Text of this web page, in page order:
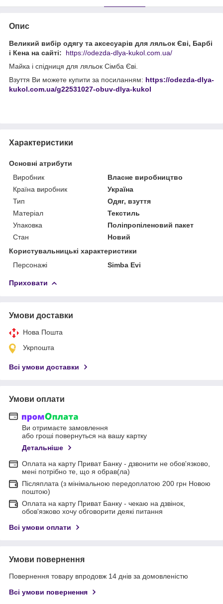
Опис
Великий вибір одягу та аксесуарів для ляльок Єві, Барбі
і Кена на сайті: https://odezda-dlya-kukol.com.ua/
Майка і спідниця для ляльок Сімба Єві.
Взуття Ви можете купити за посиланням: https://odezda-dlya-
kukol.com.ua/g22531027-obuv-dlya-kukol
Характеристики
Основні атрибути
Виробник
Власне виробництво
Країна виробник
Україна
Тип
Одяг, взуття
Матеріал
Текстиль
Упаковка
Поліпропіленовий пакет
Стан
Новий
Користувальницькі характеристики
Персонажі
Simba Evi
Приховати
Умови доставки
Нова Пошта
Укрпошта
Всі умови доставки
Умови оплати
Ви отримаєте замовлення
або гроші повернуться на вашу картку
Детальніше
Оплата на карту Приват Банку - дзвонити не обов'язково,
мені потрібно те, що я обрав(ла)
Післяплата (з мінімальною передоплатою 200 грн Новою
поштою)
Оплата на карту Приват Банку - чекаю на дзвінок,
обов'язково хочу обговорити деякі питання
Всі умови оплати
Умови повернення
Повернення товару впродовж 14 днів за домовленістю
Всі умови повернення